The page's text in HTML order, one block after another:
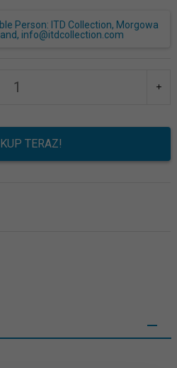
Person: ITD Collection, Morgowa
info@itdcollection.com
KUP TERAZ!